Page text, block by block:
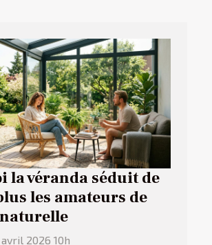
la véranda séduit de
les amateurs de
2026 10h